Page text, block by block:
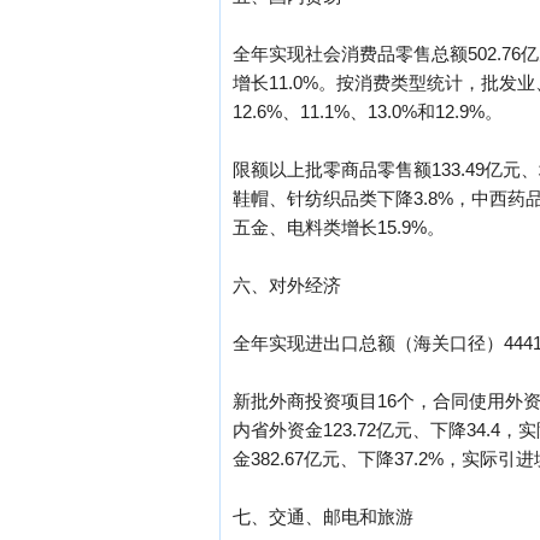
全年实现社会消费品零售总额502.76
增长11.0%。按消费类型统计，批发
12.6%、11.1%、13.0%和12.9%。
限额以上批零商品零售额133.49亿元
鞋帽、针纺织品类下降3.8%，中西药
五金、电料类增长15.9%。
六、对外经济
全年实现进出口总额（海关口径）
新批外商投资项目16个，合同使用外
内省外资金123.72亿元、下降34.4，
金382.67亿元、下降37.2%，实际引
七、交通、邮电和旅游